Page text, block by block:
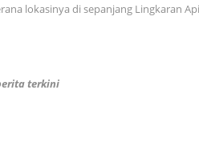
lokasinya di sepanjang Lingkaran
terkini